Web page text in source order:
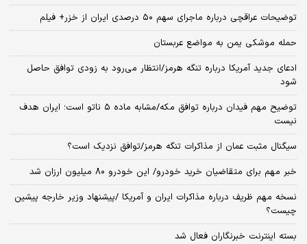
توضیحات عراقچی درباره ماجرای سهم ۵۰ درصدی ایران از خزر+ فیلم
حمله موشکی یمن به مواضع عربستان
ادعای جدید آمریکا درباره تنگه هرمز/انتظار می‌رود به زودی توافق حاصل
شود
توضیح مهم فیدان درباره توافق مکه/مشابه ماده ۵ ناتو است؛ ایران هدف
نیست
سیگنال‌ مثبت عمان از مذاکرات تنگه هرمز/توافق نزدیک است؟
خبر مهم برای متقاضیان خرید خودرو/ این خودرو ۸۰ میلیون ارزان شد
نسخه‌ مهم ظریف درباره مذاکرات ایران و آمریکا /پیشنهاد وزیر خارجه پیشین
چیست؟
بسته اینترنت خبرنگاران فعال شد